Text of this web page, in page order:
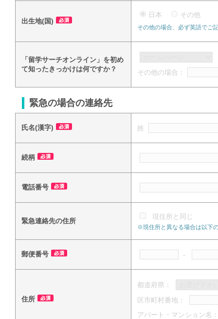
出生地(国)
日本 その他
その他の場合、必ず英語でご
「留学サーチオンライン」を初め
て知ったきっかけは何ですか？
その他の場合：
緊急の場合の連絡先
氏名(漢字) 姓
続柄
電話番号
緊急連絡先の住所
現住所と同じ
※現住所と異なる場合は以下
郵便番号 -
住所
都道府県：
区市町村番地：
アパート・マンション名